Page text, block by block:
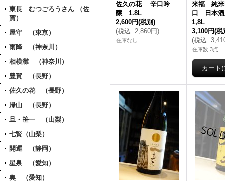
東長 むつごろうさん （佐
賀）
屋守 （東京）
雨降 （神奈川）
相模灘 （神奈川）
豊賀 （長野）
佐久の花 （長野）
帰山 （長野）
旦・笹一 （山梨）
七賢（山梨）
開運 （静岡）
星泉 （愛知）
奥 （愛知）
佐久の花 辛口吟
醸 1.8L
2,600円(税別)
(税込: 2,860円)
在庫なし
来福 純
口 日本
1,8L
3,100円(税
(税込:
在庫数 3点